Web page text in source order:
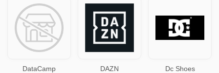
DataCamp DAZN Dc Shoes